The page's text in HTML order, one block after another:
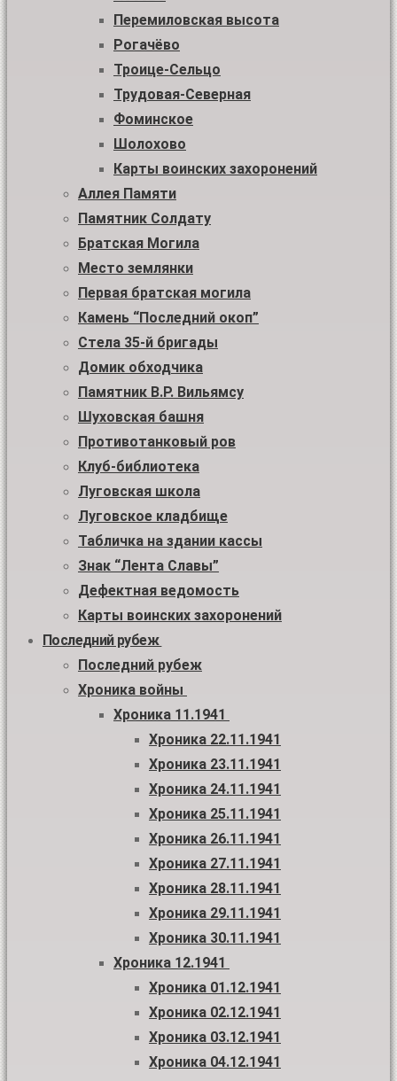
Перемиловская высота
Рогачёво
Троице-Сельцо
Трудовая-Северная
Фоминское
Шолохово
Карты воинских захоронений
Аллея Памяти
Памятник Солдату
Братская Могила
Место землянки
Первая братская могила
Камень “Последний окоп”
Стела 35-й бригады
Домик обходчика
Памятник В.Р. Вильямсу
Шуховская башня
Противотанковый ров
Клуб-библиотека
Луговская школа
Луговское кладбище
Табличка на здании кассы
Знак “Лента Славы”
Дефектная ведомость
Карты воинских захоронений
Последний рубеж
Последний рубеж
Хроника войны
Хроника 11.1941
Хроника 22.11.1941
Хроника 23.11.1941
Хроника 24.11.1941
Хроника 25.11.1941
Хроника 26.11.1941
Хроника 27.11.1941
Хроника 28.11.1941
Хроника 29.11.1941
Хроника 30.11.1941
Хроника 12.1941
Хроника 01.12.1941
Хроника 02.12.1941
Хроника 03.12.1941
Хроника 04.12.1941